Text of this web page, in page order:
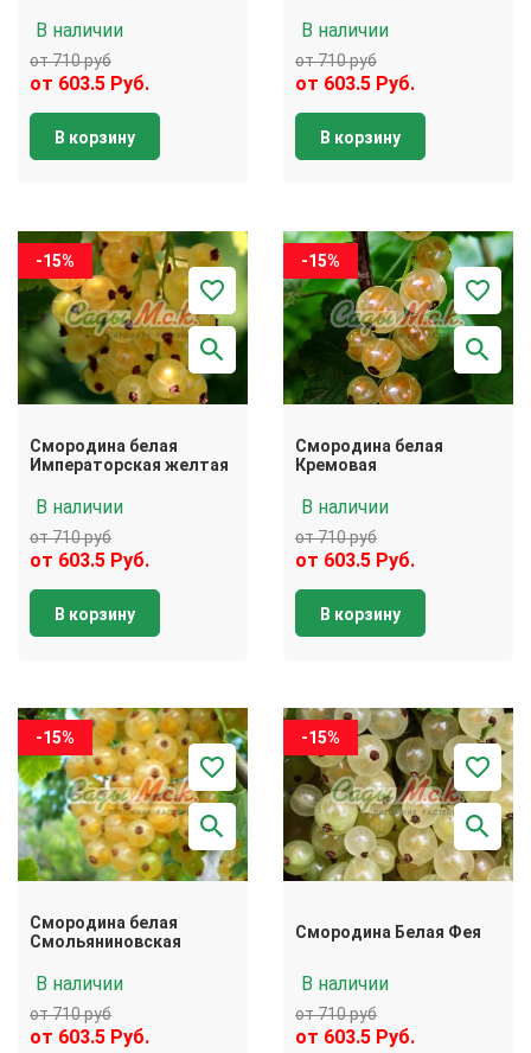
В наличии
от 710 руб
от 603.5 Руб.
В корзину
В наличии
от 710 руб
от 603.5 Руб.
В корзину
-15%
Смородина белая
Императорская желтая
В наличии
от 710 руб
от 603.5 Руб.
В корзину
-15%
Смородина белая
Кремовая
В наличии
от 710 руб
от 603.5 Руб.
В корзину
-15%
Смородина белая
Смольяниновская
В наличии
от 710 руб
от 603.5 Руб.
-15%
Смородина Белая Фея
В наличии
от 710 руб
от 603.5 Руб.